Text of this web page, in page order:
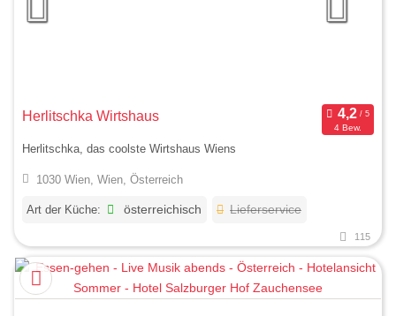
Herlitschka Wirtshaus
4 Bew.
Herlitschka, das coolste Wirtshaus Wiens
1030 Wien, Wien, Österreich
Art der Küche: österreichisch Lieferservice
115